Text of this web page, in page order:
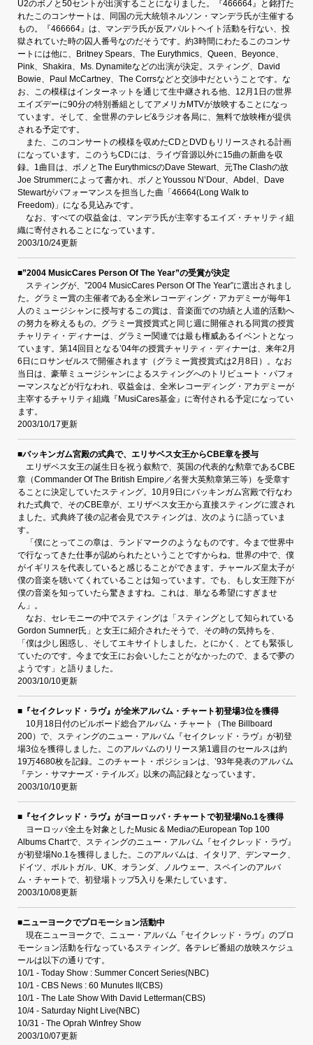
U2のボノと50セントが出演することになりました。『466664』と銘打た
れたこのコンサートは、同国の元大統領ネルソン・マンデラ氏が主催する
もの。『466664』は、マンデラ氏が反アパルトヘイト活動を行ない、投
獄されていた時の囚人番号なのだそうです。約3時間にわたるこのコンサ
ートには他に、Britney Spears、The Eurythmics、Queen、Beyonce、
Pink、Shakira、Ms. Dynamiteなどの出演が決定。スティング、David
Bowie、Paul McCartney、The Corrsなどと交渉中だということです。な
お、この模様はインターネットを通じて生中継される他、12月1日の世界
エイズデーに90分の特別番組としてアメリカMTVが放映することになっ
ています。そして、全世界のテレビ&ラジオ各局に、無料で放映権が提供
される予定です。
また、このコンサートの模様を収めたCDとDVDもリリースされる計画
になっています。このうちCDには、ライヴ音源以外に15曲の新曲を収
録。1曲目は、ボノとThe EurythmicsのDave Stewart、元The Clashの故
Joe Strummerによって書かれ、ボノとYoussou N’Dour、Abdel、Dave
Stewartがパフォーマンスを担当した曲「46664(Long Walk to
Freedom)」になる見込みです。
なお、すべての収益金は、マンデラ氏が主宰するエイズ・チャリティ組
織に寄付されることになっています。
2003/10/24更新
■”2004 MusicCares Person Of The Year”の受賞が決定
スティングが、”2004 MusicCares Person Of The Year”に選出されまし
た。グラミー賞の主催者である全米レコーディング・アカデミーが毎年1
人のミュージシャンに授与するこの賞は、音楽面での功績と人道的活動へ
の努力を称えるもの。グラミー賞授賞式と同じ週に開催される同賞の授賞
チャリティ・ディナーは、グラミー関連では最も権威あるイベントとなっ
ています。第14回目となる’04年の授賞チャリティ・ディナーは、来年2月
6日にロサンゼルスで開催されます（グラミー賞授賞式は2月8日）。なお
当日は、豪華ミュージシャンによるスティングへのトリビュート・パフォ
ーマンスなどが行なわれ、収益金は、全米レコーディング・アカデミーが
主宰するチャリティ組織『MusiCares基金』に寄付される予定になってい
ます。
2003/10/17更新
■バッキンガム宮殿の式典で、エリサベス女王からCBE章を授与
エリザベス女王の誕生日を祝う叙勲で、英国の代表的な勲章であるCBE
章（Commander Of The British Empire／名誉大英勲章第三等）を受章す
ることに決定していたスティング。10月9日にバッキンガム宮殿で行なわ
れた式典で、そのCBE章が、エリザベス女王から直接スティングに渡され
ました。式典終了後の記者会見でスティングは、次のように語っていま
す。
「僕にとってこの章は、ランドマークのようなものです。今まで世界中
で行なってきた仕事が認められたということですからね。世界の中で、僕
がイギリスを代表していると感じることができます。チャールズ皇太子が
僕の音楽を聴いてくれていることは知っています。でも、もし女王陛下が
僕の音楽を知っていたら驚きますね。これは、単なる希望にすぎませ
ん」。
なお、セレモニーの中でスティングは「スティングとして知られている
Gordon Sumner氏」と女王に紹介されたそうで、その時の気持ちを、
「僕は少し困惑し、そしてエキサイトしました。とにかく、とても緊張し
ていたのです。今まで女王にお会いしたことがなかったので、まるで夢の
ようです」と語りました。
2003/10/10更新
■『セイクレッド・ラヴ』が全米アルバム・チャート初登場3位を獲得
10月18日付のビルボード総合アルバム・チャート（The Billboard
200）で、スティングのニュー・アルバム『セイクレッド・ラヴ』が初登
場3位を獲得しました。このアルバムのリリース第1週目のセールスは約
19万4680枚を記録。このチャート・ポジションは、’93年発表のアルバム
『テン・サマナーズ・テイルズ』以来の高記録となっています。
2003/10/10更新
■『セイクレッド・ラヴ』がヨーロッパ・チャートで初登場No.1を獲得
ヨーロッパ全土を対象としたMusic & MediaのEuropean Top 100
Albums Chartで、スティングのニュー・アルバム『セイクレッド・ラヴ』
が初登場No.1を獲得しました。このアルバムは、イタリア、デンマーク、
ドイツ、ポルトガル、UK、オランダ、ノルウェー、スペインのアルバ
ム・チャートで、初登場トップ5入りを果たしています。
2003/10/08更新
■ニューヨークでプロモーション活動中
現在ニューヨークで、ニュー・アルバム『セイクレッド・ラヴ』のプロ
モーション活動を行なっているスティング。各テレビ番組の放映スケジュ
ールは以下の通りです。
10/1 - Today Show : Summer Concert Series(NBC)
10/1 - CBS News : 60 Munutes II(CBS)
10/1 - The Late Show With David Letterman(CBS)
10/4 - Saturday Night Live(NBC)
10/31 - The Oprah Winfrey Show
2003/10/07更新